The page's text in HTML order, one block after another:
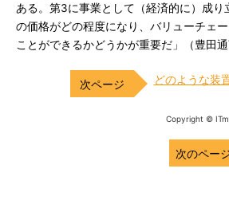
ある。第3に事業として（経済的に）成り
の価格がどの程度になり、バリューチェ
ことができるかどうかが重要だ」（豊田通
どのような装
Copyright ©
次のペー